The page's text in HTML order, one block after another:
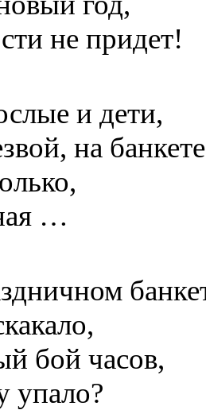
не придет!
и дети,
на
…
бой часов,
упало?